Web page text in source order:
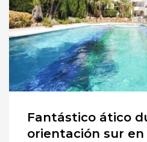
Fantástico ático
orientación sur